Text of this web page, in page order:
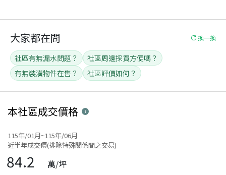
大家都在問 換一換
社區有無漏水問題？
社區周邊採買方便嗎？
有無裝潢物件在售？
社區評價如何？
本社區成交價格
115年/01月~115年/06月
近半年成交價(排除特殊關係間之交易)
84.2 萬/坪